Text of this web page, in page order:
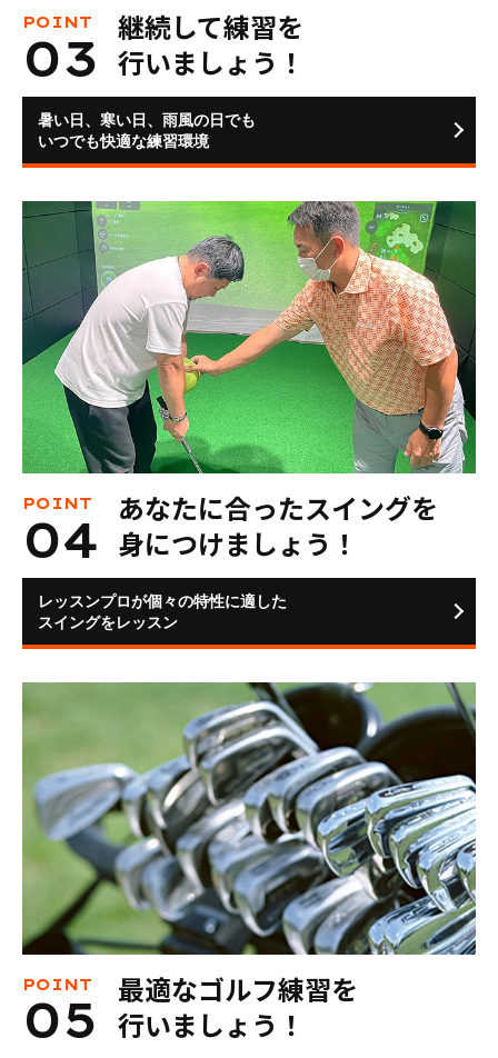
継続して練習を
行いましょう！
暑い日、寒い日、雨風の日でも
いつでも快適な練習環境
あなたに合ったスイングを
身につけましょう！
レッスンプロが個々の特性に適した
スイングをレッスン
最適なゴルフ練習を
行いましょう！